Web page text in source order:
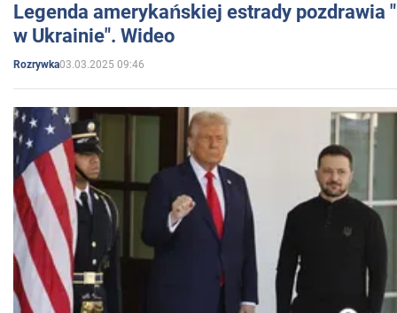
Legenda amerykańskiej estrady pozdrawia
w Ukrainie". Wideo
Rozrywka03.03.2025 09:46